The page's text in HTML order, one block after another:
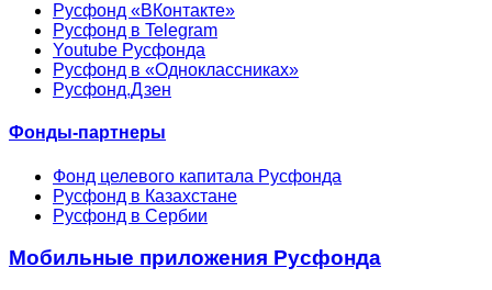
Русфонд «ВКонтакте»
Русфонд в Telegram
Youtube Русфонда
Русфонд в «Одноклассниках»
Русфонд.Дзен
Фонды-партнеры
Фонд целевого капитала Русфонда
Русфонд в Казахстане
Русфонд в Сербии
Мобильные приложения Русфонда